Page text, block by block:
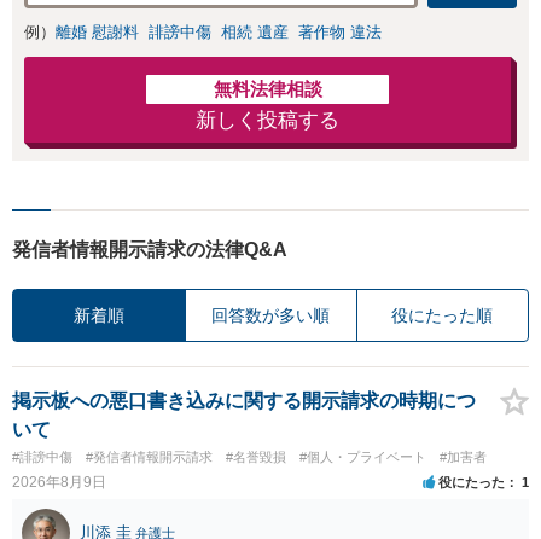
きの対処法、被害
者との示談交渉
例） 離婚 慰謝料 誹謗中傷 相続 遺産 著作物 違法
無料法律相談
新しく投稿する
発信者情報開示請求の法律Q&A
新着順 回答数が多い順 役にたった順
掲示板への悪口書き込みに関する開示請求の時期につ
いて
#誹謗中傷 #発信者情報開示請求 #名誉毀損 #個人・プライベート #加害者
2026年8月9日 役にたった 1
川添 圭 弁護士